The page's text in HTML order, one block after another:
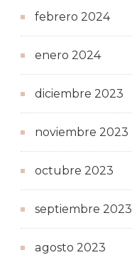
febrero 2024
enero 2024
diciembre 2023
noviembre 2023
octubre 2023
septiembre 2023
agosto 2023